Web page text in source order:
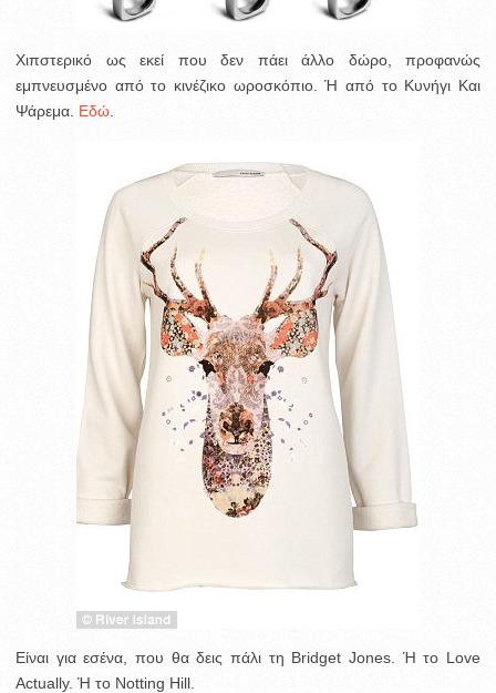
Χιπστερικό ως εκεί που δεν πάει άλλο δώρο, προφανώς
εμπνευσμένο από το κινέζικο ωροσκόπιο. Ή από το Κυνήγι Και
Ψάρεμα. Εδώ
Είναι για εσένα, που θα δεις πάλι τη Bridget Jones. Ή το Love
Actually. Ή το Notting Hill.